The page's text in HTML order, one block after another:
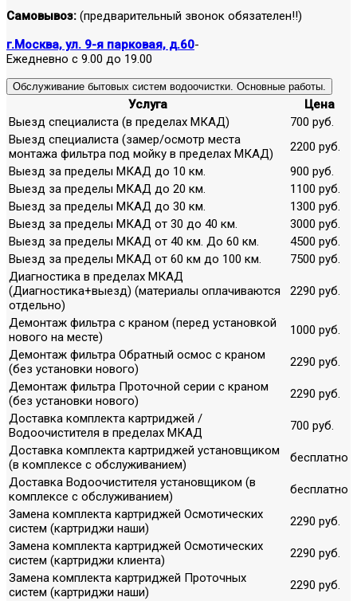
Самовывоз: (предварительный звонок обязателен!!)
г.Москва, ул. 9-я парковая, д.60-
Ежедневно с 9.00 до 19.00
Обслуживание бытовых систем водоочистки. Основные работы.
Услуга
Цена
Выезд специалиста (в пределах МКАД)
700 руб.
Выезд специалиста (замер/осмотр места
монтажа фильтра под мойку в пределах МКАД)
2200 руб.
Выезд за пределы МКАД до 10 км.
900 руб.
Выезд за пределы МКАД до 20 км.
1100 руб.
Выезд за пределы МКАД до 30 км.
1300 руб.
Выезд за пределы МКАД от 30 до 40 км.
3000 руб.
Выезд за пределы МКАД от 40 км. До 60 км.
4500 руб.
Выезд за пределы МКАД от 60 км до 100 км.
7500 руб.
Диагностика в пределах МКАД
(Диагностика+выезд) (материалы оплачиваются
отдельно)
2290 руб.
Демонтаж фильтра с краном (перед установкой
нового на месте)
1000 руб.
Демонтаж фильтра Обратный осмос с краном
(без установки нового)
2290 руб.
Демонтаж фильтра Проточной серии с краном
(без установки нового)
2290 руб.
Доставка комплекта картриджей /
Водоочистителя в пределах МКАД
700 руб.
Доставка комплекта картриджей установщиком
(в комплексе с обслуживанием)
бесплатно
Доставка Водоочистителя установщиком (в
комплексе с обслуживанием)
бесплатно
Замена комплекта картриджей Осмотических
систем (картриджи наши)
2290 руб.
Замена комплекта картриджей Осмотических
систем (картриджи клиента)
2290 руб.
Замена комплекта картриджей Проточных
систем (картриджи наши)
2290 руб.